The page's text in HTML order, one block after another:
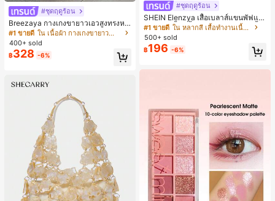
#ชุดฤดูร้อน
Breezaya กางเกงขายาวเอวสูงทรงหล
วมขาบานสำหรับผู้หญิง สีขาวเรียบหรูส
ไตล์ชิค เหมาะสำหรับใส่เที่ยวทะเล วันห
ยุดพักผ่อนฤดูร้อน ลุคสบายๆ ใส่ได้หลา
ยโอกาสในชีวิตประจำวัน
#1 ขายดี
ใน เนื้อผ้า กางเกงขายาวลำลองผ้า
400+ sold
฿328 -6%
#ชุดฤดูร้อน
SHEIN Elenzya เสื้อเบลาส์แขนพัฟแต่
งระบายสีพื้นสีน้ำเงินสำหรับผู้หญิง, เสื้อ
ครอปเข้ารูปผูกโบว์คอวีตัดกันสำหรับฤ
ดูร้อน
#1 ขายดี
ใน หลากสี เสื้อทำงานเนื้อผ้านุ่ม
500+ sold
฿196 -6%